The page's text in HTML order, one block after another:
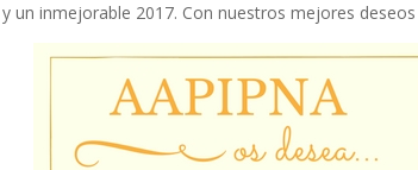
un inmejorable 2017. Con nuestros mejores